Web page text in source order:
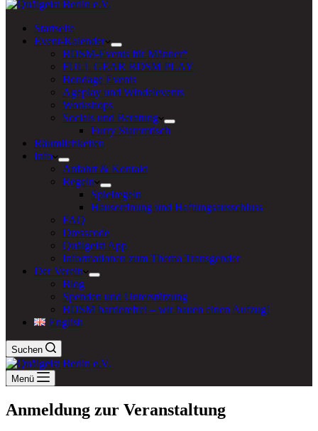
Startseite
Event-Kalender
BDSM-Events für Männer*
FULL GEAR BDSM PLAY
Bondage Events
Ageplay und Windelevents
Workshops
Socials und Beratung
Furry Stammtisch
Räumlichkeiten
Info
Anfahrt & Kontakt
Regeln
Spielregeln
Hausordnung und Haftungsausschluss
FAQ
Dresscode
Quälgeist App
Informationen zum Thema Transgender
Der Verein
Blog
Spenden und Unterstützung
BDSM barrierefrei – wir bauen einen Aufzug!
English
Suchen
Menü
Anmeldung zur Veranstaltung